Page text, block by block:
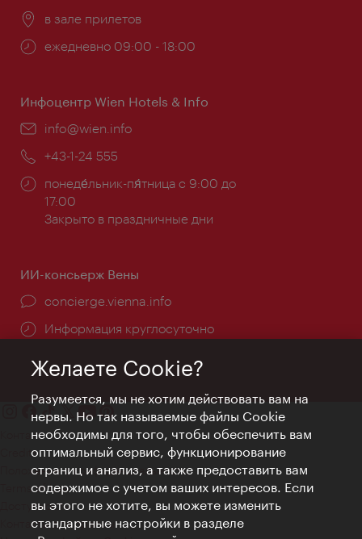
Расположение:
в зале прилетов
Часы
ежедневно 09:00 - 18:00
Инфоцентр Wien Hotels & Info
Эл.
info@wien.info
Телефон:
+43-1-24 555
Часы
работы:
понеде́льник-пя́тница с 9:00 до
17:00
Закрыто в праздничные дни
ИИ-консьерж Вены
concierge.vienna.info
Информация круглосуточно
Контакт
Credits
Положение о конфиденциальности
Terms of Use
Доступность
Контакты для прессы
Желаете Cookie?
Разумеется, мы не хотим действовать вам на
нервы. Но так называемые файлы Cookie
необходимы для того, чтобы обеспечить вам
оптимальный сервис, функционирование
страниц и анализ, а также предоставить вам
содержимое с учетом ваших интересов. Если
вы этого не хотите, вы можете изменить
стандартные настройки в разделе